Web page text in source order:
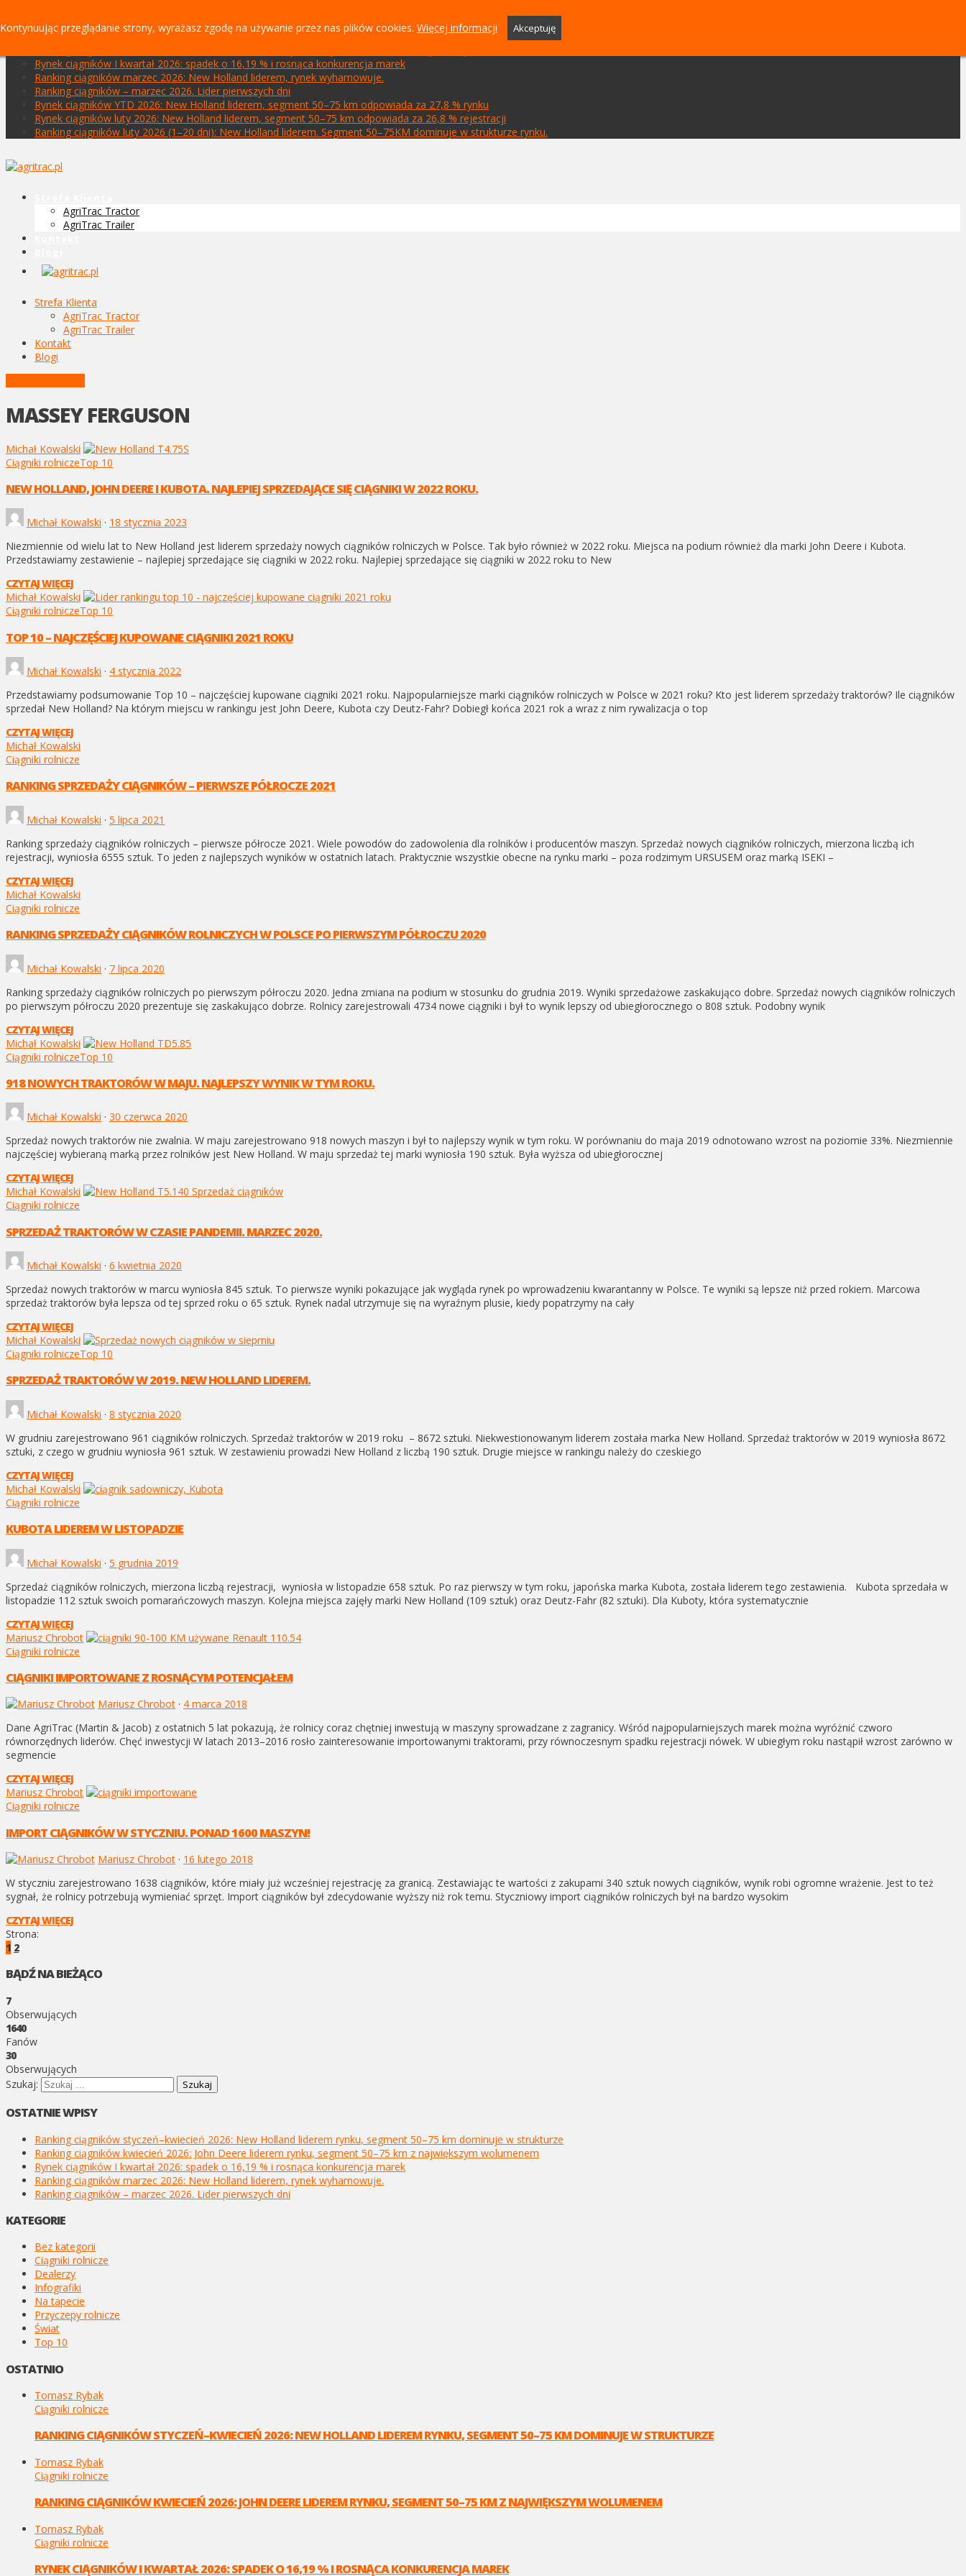
Ranking ciągników styczeń–kwiecień 2026: New Holland liderem rynku, segment 50–75 km dominuje w strukturze
Rynek ciągników I kwartał 2026: spadek o 16,19 % i rosnąca konkurencja marek
Ranking ciągników marzec 2026: New Holland liderem, rynek wyhamowuje.
Ranking ciągników – marzec 2026. Lider pierwszych dni
Rynek ciągników YTD 2026: New Holland liderem, segment 50–75 km odpowiada za 27,8 % rynku
Rynek ciągników luty 2026: New Holland liderem, segment 50–75 km odpowiada za 26,8 % rejestracji
Ranking ciągników luty 2026 (1–20 dni): New Holland liderem. Segment 50–75KM dominuje w strukturze rynku.
AgriTrac Tractor
AgriTrac Trailer
Strefa Klienta
AgriTrac Tractor
AgriTrac Trailer
Kontakt
Blogi
MASSEY FERGUSON
Michał Kowalski
Ciągniki rolniczeTop 10
NEW HOLLAND, JOHN DEERE I KUBOTA. NAJLEPIEJ SPRZEDAJĄCE SIĘ CIĄGNIKI W 2022 ROKU.
Michał Kowalski · 18 stycznia 2023
Niezmiennie od wielu lat to New Holland jest liderem sprzedaży nowych ciągników rolniczych w Polsce. Tak było również w 2022 roku. Miejsca na podium również dla marki John Deere i Kubota.
Przedstawiamy zestawienie – najlepiej sprzedające się ciągniki w 2022 roku. Najlepiej sprzedające się ciągniki w 2022 roku to New
CZYTAJ WIĘCEJ
Michał Kowalski
Ciągniki rolniczeTop 10
TOP 10 – NAJCZĘŚCIEJ KUPOWANE CIĄGNIKI 2021 ROKU
Michał Kowalski · 4 stycznia 2022
Przedstawiamy podsumowanie Top 10 – najczęściej kupowane ciągniki 2021 roku. Najpopularniejsze marki ciągników rolniczych w Polsce w 2021 roku? Kto jest liderem sprzedaży traktorów? Ile ciągników
sprzedał New Holland? Na którym miejscu w rankingu jest John Deere, Kubota czy Deutz-Fahr? Dobiegł końca 2021 rok a wraz z nim rywalizacja o top
CZYTAJ WIĘCEJ
Michał Kowalski
Ciągniki rolnicze
RANKING SPRZEDAŻY CIĄGNIKÓW – PIERWSZE PÓŁROCZE 2021
Michał Kowalski · 5 lipca 2021
Ranking sprzedaży ciągników rolniczych – pierwsze półrocze 2021. Wiele powodów do zadowolenia dla rolników i producentów maszyn. Sprzedaż nowych ciągników rolniczych, mierzona liczbą ich
rejestracji, wyniosła 6555 sztuk. To jeden z najlepszych wyników w ostatnich latach. Praktycznie wszystkie obecne na rynku marki – poza rodzimym URSUSEM oraz marką ISEKI –
CZYTAJ WIĘCEJ
Michał Kowalski
Ciągniki rolnicze
RANKING SPRZEDAŻY CIĄGNIKÓW ROLNICZYCH W POLSCE PO PIERWSZYM PÓŁROCZU 2020
Michał Kowalski · 7 lipca 2020
Ranking sprzedaży ciągników rolniczych po pierwszym półroczu 2020. Jedna zmiana na podium w stosunku do grudnia 2019. Wyniki sprzedażowe zaskakująco dobre. Sprzedaż nowych ciągników rolniczych
po pierwszym półroczu 2020 prezentuje się zaskakująco dobrze. Rolnicy zarejestrowali 4734 nowe ciągniki i był to wynik lepszy od ubiegłorocznego o 808 sztuk. Podobny wynik
CZYTAJ WIĘCEJ
Michał Kowalski
Ciągniki rolniczeTop 10
918 NOWYCH TRAKTORÓW W MAJU. NAJLEPSZY WYNIK W TYM ROKU.
Michał Kowalski · 30 czerwca 2020
Sprzedaż nowych traktorów nie zwalnia. W maju zarejestrowano 918 nowych maszyn i był to najlepszy wynik w tym roku. W porównaniu do maja 2019 odnotowano wzrost na poziomie 33%. Niezmiennie
najczęściej wybieraną marką przez rolników jest New Holland. W maju sprzedaż tej marki wyniosła 190 sztuk. Była wyższa od ubiegłorocznej
CZYTAJ WIĘCEJ
Michał Kowalski
Ciągniki rolnicze
SPRZEDAŻ TRAKTORÓW W CZASIE PANDEMII. MARZEC 2020.
Michał Kowalski · 6 kwietnia 2020
Sprzedaż nowych traktorów w marcu wyniosła 845 sztuk. To pierwsze wyniki pokazujące jak wygląda rynek po wprowadzeniu kwarantanny w Polsce. Te wyniki są lepsze niż przed rokiem. Marcowa
sprzedaż traktorów była lepsza od tej sprzed roku o 65 sztuk. Rynek nadal utrzymuje się na wyraźnym plusie, kiedy popatrzymy na cały
CZYTAJ WIĘCEJ
Michał Kowalski
Ciągniki rolniczeTop 10
SPRZEDAŻ TRAKTORÓW W 2019. NEW HOLLAND LIDEREM.
Michał Kowalski · 8 stycznia 2020
W grudniu zarejestrowano 961 ciągników rolniczych. Sprzedaż traktorów w 2019 roku – 8672 sztuki. Niekwestionowanym liderem została marka New Holland. Sprzedaż traktorów w 2019 wyniosła 8672
sztuki, z czego w grudniu wyniosła 961 sztuk. W zestawieniu prowadzi New Holland z liczbą 190 sztuk. Drugie miejsce w rankingu należy do czeskiego
CZYTAJ WIĘCEJ
Michał Kowalski
Ciągniki rolnicze
KUBOTA LIDEREM W LISTOPADZIE
Michał Kowalski · 5 grudnia 2019
Sprzedaż ciągników rolniczych, mierzona liczbą rejestracji, wyniosła w listopadzie 658 sztuk. Po raz pierwszy w tym roku, japońska marka Kubota, została liderem tego zestawienia. Kubota sprzedała w
listopadzie 112 sztuk swoich pomarańczowych maszyn. Kolejna miejsca zajęły marki New Holland (109 sztuk) oraz Deutz-Fahr (82 sztuki). Dla Kuboty, która systematycznie
CZYTAJ WIĘCEJ
Mariusz Chrobot
Ciągniki rolnicze
CIĄGNIKI IMPORTOWANE Z ROSNĄCYM POTENCJAŁEM
Mariusz Chrobot · 4 marca 2018
Dane AgriTrac (Martin & Jacob) z ostatnich 5 lat pokazują, że rolnicy coraz chętniej inwestują w maszyny sprowadzane z zagranicy. Wśród najpopularniejszych marek można wyróżnić czworo
równorzędnych liderów. Chęć inwestycji W latach 2013–2016 rosło zainteresowanie importowanymi traktorami, przy równoczesnym spadku rejestracji nówek. W ubiegłym roku nastąpił wzrost zarówno w
segmencie
CZYTAJ WIĘCEJ
Mariusz Chrobot
Ciągniki rolnicze
IMPORT CIĄGNIKÓW W STYCZNIU. PONAD 1600 MASZYN!
Mariusz Chrobot · 16 lutego 2018
W styczniu zarejestrowano 1638 ciągników, które miały już wcześniej rejestrację za granicą. Zestawiając te wartości z zakupami 340 sztuk nowych ciągników, wynik robi ogromne wrażenie. Jest to też
sygnał, że rolnicy potrzebują wymieniać sprzęt. Import ciągników był zdecydowanie wyższy niż rok temu. Styczniowy import ciągników rolniczych był na bardzo wysokim
CZYTAJ WIĘCEJ
Strona:
1 2
BĄDŹ NA BIEŻĄCO
7
Obserwujących
1640
Fanów
30
Obserwujących
Szukaj:
OSTATNIE WPISY
Ranking ciągników styczeń–kwiecień 2026: New Holland liderem rynku, segment 50–75 km dominuje w strukturze
Ranking ciągników kwiecień 2026: John Deere liderem rynku, segment 50–75 km z największym wolumenem
Rynek ciągników I kwartał 2026: spadek o 16,19 % i rosnąca konkurencja marek
Ranking ciągników marzec 2026: New Holland liderem, rynek wyhamowuje.
Ranking ciągników – marzec 2026. Lider pierwszych dni
KATEGORIE
Bez kategorii
Ciągniki rolnicze
Dealerzy
Infografiki
Na tapecie
Przyczepy rolnicze
Świat
Top 10
OSTATNIO
Tomasz Rybak
Ciągniki rolnicze
RANKING CIĄGNIKÓW STYCZEŃ–KWIECIEŃ 2026: NEW HOLLAND LIDEREM RYNKU, SEGMENT 50–75 KM DOMINUJE W STRUKTURZE
Tomasz Rybak
Ciągniki rolnicze
RANKING CIĄGNIKÓW KWIECIEŃ 2026: JOHN DEERE LIDEREM RYNKU, SEGMENT 50–75 KM Z NAJWIĘKSZYM WOLUMENEM
Tomasz Rybak
Ciągniki rolnicze
RYNEK CIĄGNIKÓW I KWARTAŁ 2026: SPADEK O 16,19 % I ROSNĄCA KONKURENCJA MAREK
Kontynuując przeglądanie strony, wyrażasz zgodę na używanie przez nas plików cookies. Więcej informacji Akceptuję